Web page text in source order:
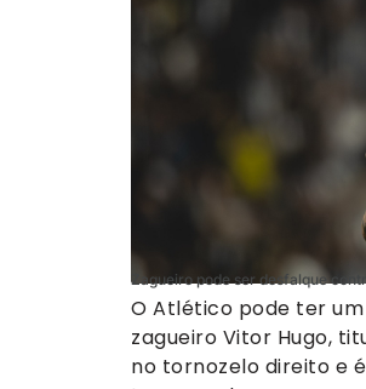
Zagueiro pode ser desfalque
O Atlético pode ter
zagueiro Vitor Hugo,
no tornozelo direito e